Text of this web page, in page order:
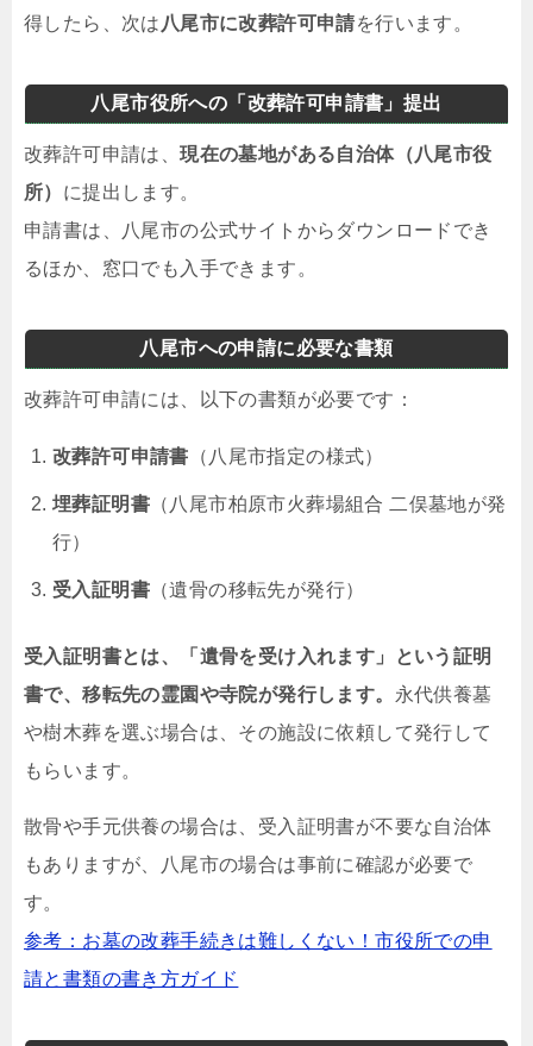
得したら、次は 八尾市に改葬許可申請を行います。
八尾市役所への「改葬許可申請書」提出
改葬許可申請は、現在の墓地がある自治体（八尾市役
所） に提出します。
申請書は、八尾市の公式サイトからダウンロードでき
るほか、窓口でも入手できます。
八尾市への申請に必要な書類
改葬許可申請には、以下の書類が必要です：
改葬許可申請書 （八尾市指定の様式）
埋葬証明書 （八尾市柏原市火葬場組合 二俣墓地が発
行）
受入証明書 （遺骨の移転先が発行）
受入証明書とは、「遺骨を受け入れます」という証明
書で、移転先の霊園や寺院が発行します。 永代供養墓
や樹木葬を選ぶ場合は、その施設に依頼して発行して
もらいます。
散骨や手元供養の場合は、受入証明書が不要な自治体
もありますが、八尾市の場合は事前に確認が必要で
す。
参考：お墓の改葬手続きは難しくない！市役所での申
請と書類の書き方ガイド